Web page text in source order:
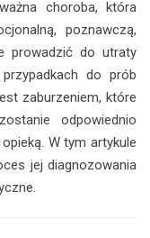
choroba, która
poznawczą,
prowadzić do utraty
do prób
zaburzeniem, które
odpowiednio
W tym artykule
jej diagnozowania